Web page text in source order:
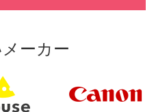
ーカー